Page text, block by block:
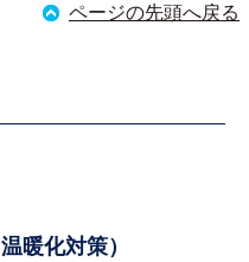
ページの先頭へ戻る
暖化対策）